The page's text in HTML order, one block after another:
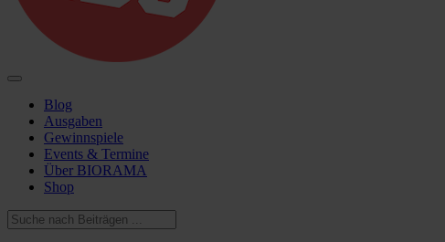
Blog
Ausgaben
Gewinnspiele
Events & Termine
Über BIORAMA
Shop